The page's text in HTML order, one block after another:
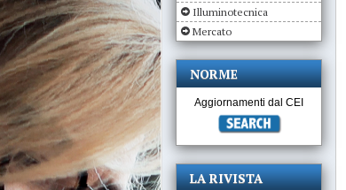
Illuminotecnica
Mercato
NORME
Aggiornamenti dal CEI
LA RIVISTA